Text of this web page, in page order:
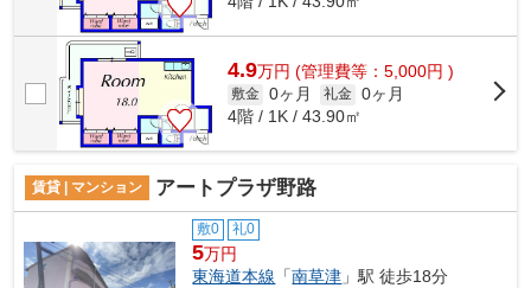
4.9万円 (管理費等：5,000円 )
敷金 0ヶ月 礼金 0ヶ月
4階 / 1K / 43.90㎡
賃貸 | マンション アートプラザ野路
敷0 礼0
5万円
東海道本線 「南草津 」駅 徒歩18分